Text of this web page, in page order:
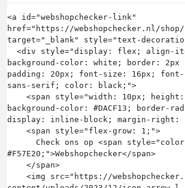
<a id="webshopchecker-link"
href="https://webshopchecker.nl/shop/
target="_blank" style="text-
background-color: white; border: 2px
padding: 20px; font-size: 16px;
sans-serif; color: black;">
background-color: #DACF13; border-
display: inline-block; margin-right:
#F57E20;">Webshopchecker</span>